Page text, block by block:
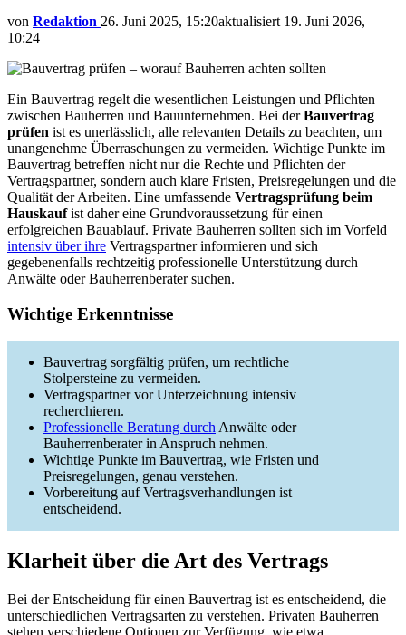
von Redaktion 26. Juni 2025, 15:20aktualisiert 19. Juni 2026,
10:24
Ein Bauvertrag regelt die wesentlichen Leistungen und Pflichten
zwischen Bauherren und Bauunternehmen. Bei derBauvertrag
prüfen ist es unerlässlich, alle relevanten Details zu beachten, um
unangenehme Überraschungen zu vermeiden. Wichtige Punkte im
Bauvertrag betreffen nicht nur die Rechte und Pflichten der
Vertragspartner, sondern auch klare Fristen, Preisregelungen und die
Qualität der Arbeiten. Eine umfassende Vertragsprüfung beim
Hauskaufist daher eine Grundvoraussetzung für einen
erfolgreichen Bauablauf. Private Bauherren sollten sich im Vorfeld
intensiv über ihre Vertragspartner informieren und sich
gegebenenfalls rechtzeitig professionelle Unterstützung durch
Anwälte oder Bauherrenberater suchen.
Wichtige Erkenntnisse
Bauvertrag sorgfältig prüfen, um rechtliche
Stolpersteine zu vermeiden.
Vertragspartner vor Unterzeichnung intensiv
recherchieren.
Professionelle Beratung durch Anwälte oder
Bauherrenberater in Anspruch nehmen.
Wichtige Punkte im Bauvertrag, wie Fristen und
Preisregelungen, genau verstehen.
Vorbereitung auf Vertragsverhandlungen ist
entscheidend.
Klarheit über die Art des Vertrags
Bei der Entscheidung für einen Bauvertrag ist es entscheidend, die
unterschiedlichen Vertragsarten zu verstehen. Privaten Bauherren